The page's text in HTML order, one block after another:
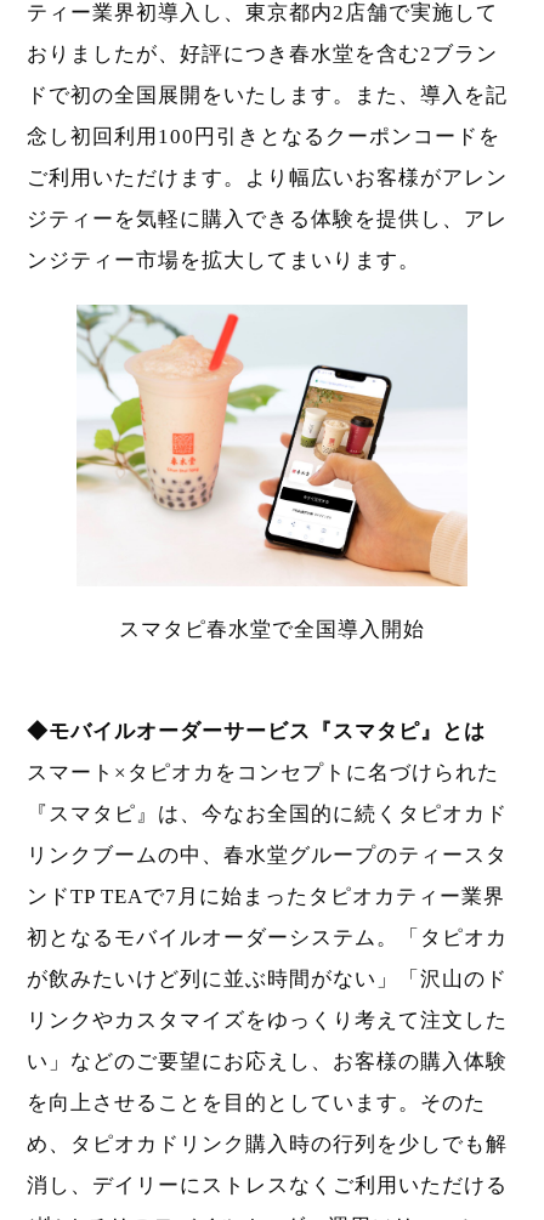
ティー業界初導入し、東京都内2店舗で実施して
おりましたが、好評につき春水堂を含む2ブラン
ドで初の全国展開をいたします。また、導入を記
念し初回利用100円引きとなるクーポンコードを
ご利用いただけます。より幅広いお客様がアレン
ジティーを気軽に購入できる体験を提供し、アレ
ンジティー市場を拡大してまいります。
スマタピ春水堂で全国導入開始
◆モバイルオーダーサービス『スマタピ』とは
スマート×タピオカをコンセプトに名づけられた
『スマタピ』は、今なお全国的に続くタピオカド
リンクブームの中、春水堂グループのティースタ
ンドTP TEAで7月に始まったタピオカティー業界
初となるモバイルオーダーシステム。「タピオカ
が飲みたいけど列に並ぶ時間がない」「沢山のド
リンクやカスタマイズをゆっくり考えて注文した
い」などのご要望にお応えし、お客様の購入体験
を向上させることを目的としています。そのた
め、タピオカドリンク購入時の行列を少しでも解
消し、デイリーにストレスなくご利用いただける